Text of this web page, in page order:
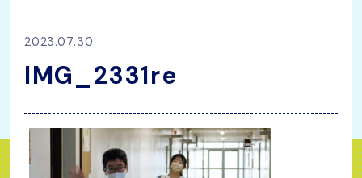
2023.07.30
IMG_2331re